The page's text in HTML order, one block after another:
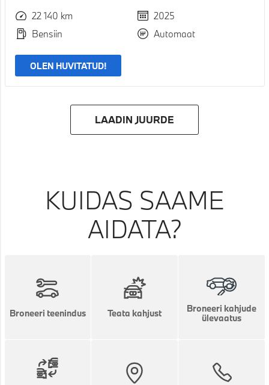
22 140 km
2025
Bensiin
Automaat
OLEN HUVITATUD!
LAADIN JUURDE
KUIDAS SAAME
AIDATA?
Broneeri teenindus Teata kahjust
Broneeri kahjude
ülevaatus